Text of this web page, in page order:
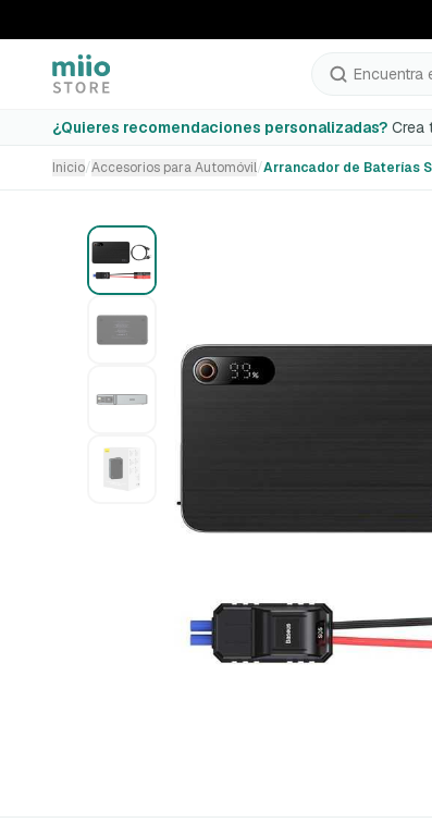
Encuentra
¿Quieres recomendaciones personalizadas? Crea
Arrancador de Baterías Super Energy Pro+ 1200A
Inicio/Accesorios para Automóvil/Arrancador de Baterías